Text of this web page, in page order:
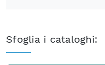
Sfoglia i cataloghi: